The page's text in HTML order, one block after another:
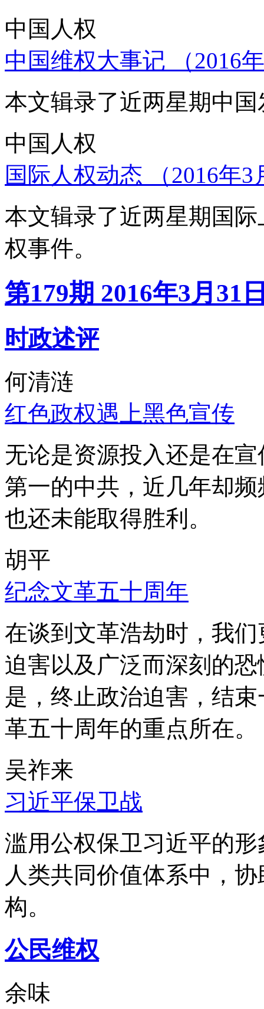
中国人权
中国维权大事记 （2016
本文辑录了近两星期中
中国人权
国际人权动态 （2016年
本文辑录了近两星期国
权事件。
第179期 2016年3月31
时政述评
何清涟
红色政权遇上黑色宣传
无论是资源投入还是在
第一的中共，近几年却
也还未能取得胜利。
胡平
纪念文革五十周年
在谈到文革浩劫时，我
迫害以及广泛而深刻的
是，终止政治迫害，结
革五十周年的重点所在。
吴祚来
习近平保卫战
滥用公权保卫习近平的
人类共同价值体系中，
构。
公民维权
余味